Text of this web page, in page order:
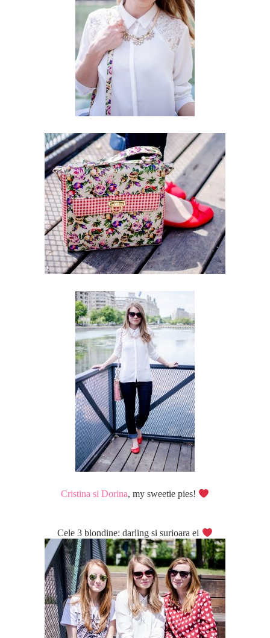
Cristina si Dorina, my sweetie pies!
Cele 3 blondine: darling si surioara ei